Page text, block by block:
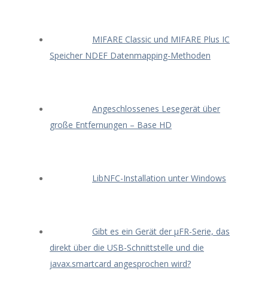
MIFARE Classic und MIFARE Plus IC
Speicher NDEF Datenmapping-Methoden
Angeschlossenes Lesegerät über
große Entfernungen – Base HD
LibNFC-Installation unter Windows
Gibt es ein Gerät der μFR-Serie, das
direkt über die USB-Schnittstelle und die
javax.smartcard angesprochen wird?